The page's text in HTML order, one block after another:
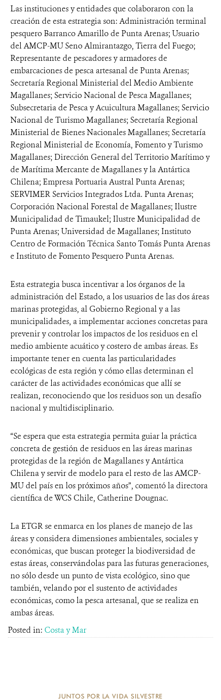
Las instituciones y entidades que colaboraron con la
creación de esta estrategia son: Administración terminal
pesquero Barranco Amarillo de Punta Arenas; Usuario
del AMCP-MU Seno Almirantazgo, Tierra del Fuego;
Representante de pescadores y armadores de
embarcaciones de pesca artesanal de Punta Arenas;
Secretaría Regional Ministerial del Medio Ambiente
Magallanes; Servicio Nacional de Pesca Magallanes;
Subsecretaria de Pesca y Acuicultura Magallanes; Servicio
Nacional de Turismo Magallanes; Secretaría Regional
Ministerial de Bienes Nacionales Magallanes; Secretaría
Regional Ministerial de Economía, Fomento y Turismo
Magallanes; Dirección General del Territorio Marítimo y
de Marítima Mercante de Magallanes y la Antártica
Chilena; Empresa Portuaria Austral Punta Arenas;
SERVIMER Servicios Integrados Ltda. Punta Arenas;
Corporación Nacional Forestal de Magallanes; Ilustre
Municipalidad de Timaukel; Ilustre Municipalidad de
Punta Arenas; Universidad de Magallanes; Instituto
Centro de Formación Técnica Santo Tomás Punta Arenas
e Instituto de Fomento Pesquero Punta Arenas.
Esta estrategia busca incentivar a los órganos de la
administración del Estado, a los usuarios de las dos áreas
marinas protegidas, al Gobierno Regional y a las
municipalidades, a implementar acciones concretas para
prevenir y controlar los impactos de los residuos en el
medio ambiente acuático y costero de ambas áreas. Es
importante tener en cuenta las particularidades
ecológicas de esta región y cómo ellas determinan el
carácter de las actividades económicas que allí se
realizan, reconociendo que los residuos son un desafío
nacional y multidisciplinario.
“Se espera que esta estrategia permita guiar la práctica
concreta de gestión de residuos en las áreas marinas
protegidas de la región de Magallanes y Antártica
Chilena y servir de modelo para el resto de las AMCP-
MU del país en los próximos años”, comentó la directora
científica de WCS Chile, Catherine Dougnac.
La ETGR se enmarca en los planes de manejo de las
áreas y considera dimensiones ambientales, sociales y
económicas, que buscan proteger la biodiversidad de
estas áreas, conservándolas para las futuras generaciones,
no sólo desde un punto de vista ecológico, sino que
también, velando por el sustento de actividades
económicas, como la pesca artesanal, que se realiza en
ambas áreas.
Posted in: Costa y Mar
JUNTOS POR LA VIDA SILVESTRE